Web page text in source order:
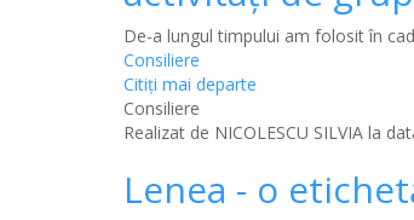
De-a lungul timpului am folosit în
Consiliere
Citiţi mai departe
Consiliere
Realizat de NICOLESCU SILVIA la
Lenea - o